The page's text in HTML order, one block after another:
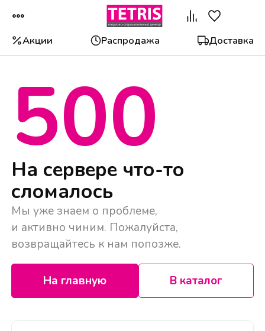
Акции Распродажа Доставка
500
На сервере что-то
сломалось
Мы уже знаем о проблеме,
и активно чиним. Пожалуйста,
возвращайтесь к нам попозже.
На главную В каталог